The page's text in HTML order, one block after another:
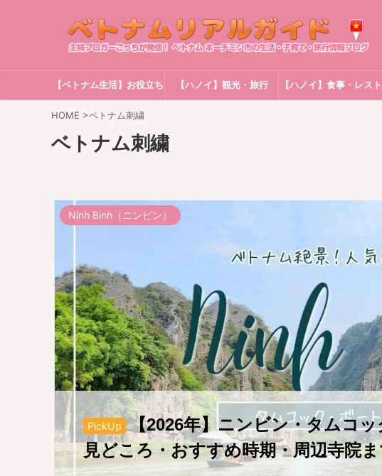
【ベトナム生活】お役立ち
情報
【ハノイ】観光・旅行 【ハノイ】食事・レス
HOME >ベトナム刺繍
ベトナム刺繍
Ninh Binh（ニンビン）
PickUp
【2026年】ニンビン・タムコ
見どころ・おすすめ時期・周辺寺院